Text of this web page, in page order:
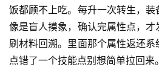
饭都顾不上吃。每升一次转生，
像是盲人摸象，确认完属性点，
刷材料回溯。里面那个属性返还系
点错了一个技能点别想简单拉回来。